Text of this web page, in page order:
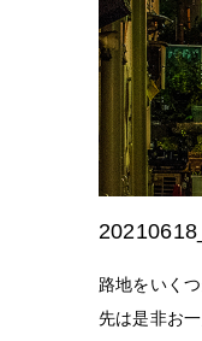
路地をいく
先は是非お